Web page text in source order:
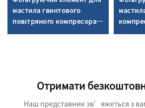
мастила гвинтового
повітряного компресора
Отримати
Наш представник зв’яжеться з